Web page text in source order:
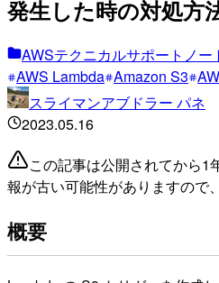
発生した時の対処方
AWSテクニカルサポートノー
AWS Lambda Amazon S3
スライマンアブドラー パネ
2023.05.16
この記事は公開されてから1
報が古い可能性がありますので
概要